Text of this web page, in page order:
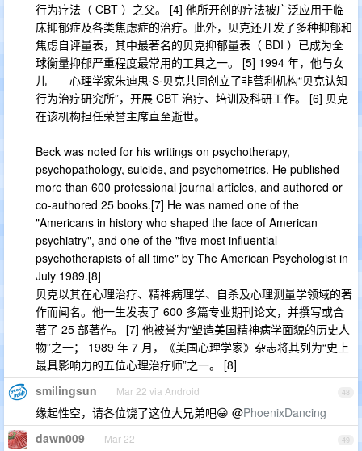
行为疗法（ CBT ）之父。 [4] 他所开创的疗法被广泛应用于临
床抑郁症及各类焦虑症的治疗。此外，贝克还开发了多种抑郁和
焦虑自评量表，其中最著名的贝克抑郁量表（ BDI ）已成为全
球衡量抑郁严重程度最常用的工具之一。 [5] 1994 年，他与女
儿——心理学家朱迪思·S·贝克共同创立了非营利机构“贝克认知
行为治疗研究所”，开展 CBT 治疗、培训及科研工作。 [6] 贝克
在该机构担任荣誉主席直至逝世。
Beck was noted for his writings on psychotherapy,
psychopathology, suicide, and psychometrics. He published
more than 600 professional journal articles, and authored or
co-authored 25 books.[7] He was named one of the
"Americans in history who shaped the face of American
psychiatry", and one of the "five most influential
psychotherapists of all time" by The American Psychologist in
July 1989.[8]
贝克以其在心理治疗、精神病理学、自杀及心理测量学领域的著
作而闻名。他一生发表了 600 多篇专业期刊论文，并撰写或合
著了 25 部著作。 [7] 他被誉为“塑造美国精神病学面貌的历史人
物”之一； 1989 年 7 月，《美国心理学家》杂志将其列为“史上
最具影响力的五位心理治疗师”之一。 [8]
48
smilingsun Mar 22 via Android
缘起性空，请各位饶了这位大兄弟吧😀 @PhoenixDancing
49
dawn009 Mar 22